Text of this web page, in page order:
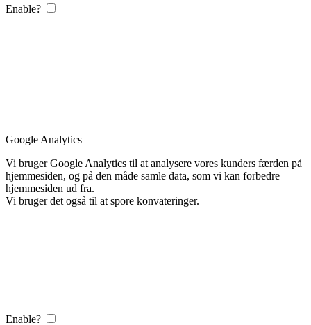
Enable?
Google Analytics
Vi bruger Google Analytics til at analysere vores kunders færden på
hjemmesiden, og på den måde samle data, som vi kan forbedre
hjemmesiden ud fra.
Vi bruger det også til at spore konvateringer.
Enable?